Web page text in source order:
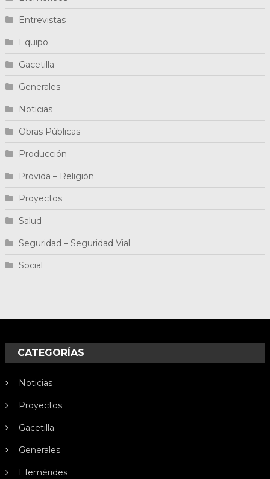
Entrevistas
Equipo
Gacetilla
Generales
Noticias
Obras Públicas
Producción
Provida – Religión
Proyectos
Salud
Seguridad – Seguridad Vial
Social
CATEGORÍAS
Noticias
Proyectos
Gacetilla
Generales
Efemérides